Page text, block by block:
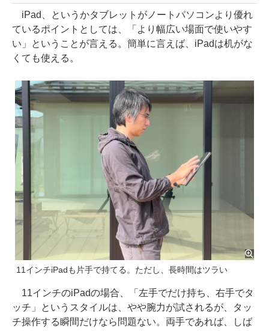
iPad、というかタブレットがノートパソコンより優れ
ているポイントとしては、「より幅広い場面で使いやす
い」ということが言える。簡単に言えば、iPadは机がな
くても使える。
11インチiPadも片手で持てる。ただし、長時間はツラい
11インチのiPadの場合、「左手でだけ持ち、右手でタ
ッチ」というスタイルは、やや腕力が試されるが、タッ
チ操作する瞬間だけなら問題ない。両手であれば、しば